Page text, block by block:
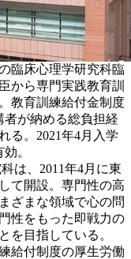
臨床心理学研究科臨
から専門実践教育訓
教育訓練給付金制度
者が納める総負担経
る。2021年4月入学
。
は、2011年4月に東
て開設。専門性の高
ざまな領域で心の問
性をもった即戦力の
を目指している。
給付制度の厚生労働